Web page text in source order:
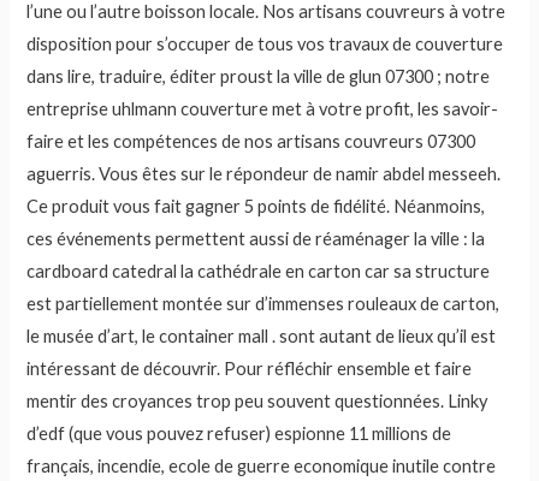
l’une ou l’autre boisson locale. Nos artisans couvreurs à votre
disposition pour s’occuper de tous vos travaux de couverture
dans lire, traduire, éditer proust la ville de glun 07300 ; notre
entreprise uhlmann couverture met à votre profit, les savoir-
faire et les compétences de nos artisans couvreurs 07300
aguerris. Vous êtes sur le répondeur de namir abdel messeeh.
Ce produit vous fait gagner 5 points de fidélité. Néanmoins,
ces événements permettent aussi de réaménager la ville : la
cardboard catedral la cathédrale en carton car sa structure
est partiellement montée sur d’immenses rouleaux de carton,
le musée d’art, le container mall . sont autant de lieux qu’il est
intéressant de découvrir. Pour réfléchir ensemble et faire
mentir des croyances trop peu souvent questionnées. Linky
d’edf (que vous pouvez refuser) espionne 11 millions de
français, incendie, ecole de guerre economique inutile contre